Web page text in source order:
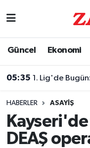
Güncel Ekonomi
05:35 1. Lig'de
HABERLER ASAYIŞ
DEAŞ
Nöbetçi
Trafik Durumu
Süper Lig Puan